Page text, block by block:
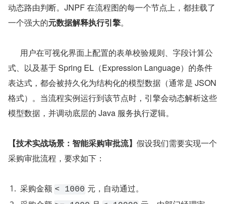
动态路由判断。JNPF 在流程图的每一个节点上，都挂载了
一个强大的元数据解释执行引擎。
式、以及基于 Spring EL（Expression Language）的条件
表达式，都会被持久化为结构化的模型数据（通常是 JSON
格式）。当流程实例运行到该节点时，引擎会动态解析这些
模型数据，并调动底层的 Java 服务执行逻辑。
【技术实战场景：智能采购审批流】 假设我们需要实现一个
采购审批流程，要求如下：
采购金额 < 1000 元，自动通过。